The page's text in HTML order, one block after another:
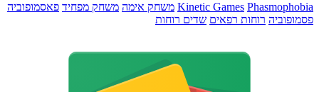
Kinetic Games משחק אימה משחק מפחיד פאסמופוביה
רוחות רפאים שדים רוחות